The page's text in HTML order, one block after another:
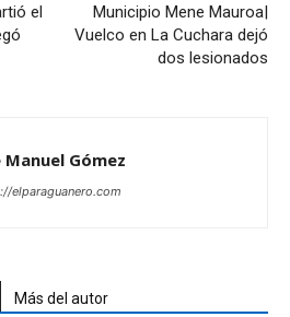
el
Municipio Mene Mauroa|
Vuelco en La Cuchara dejó
dos lesionados
Manuel Gómez
elparaguanero.com
Más del autor